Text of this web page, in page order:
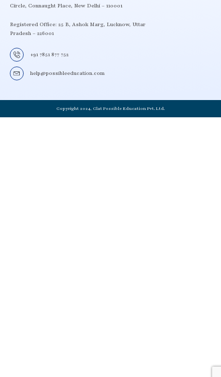
Circle, Connaught Place, New Delhi – 110001
Registered Office: 25 B, Ashok Marg, Lucknow, Uttar
Pradesh – 226001
+91 7851 877 752
help@possibleeducation.com
Become a CLAT possible partner
Term and Condition
Privacy Policy
Copyright 2024, Clat Possible Education Pvt. Ltd.